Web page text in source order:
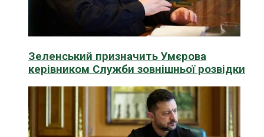
Зеленський призначить Умєрова
керівником Служби зовнішньої розвідки